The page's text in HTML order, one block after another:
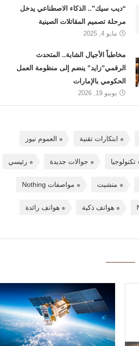
“ديب سيك”.. الذكاء الاصطناعي يدخل
مرحلة تصميم المقاتلات الصينية
مايو 4, 2025
مخاطباً الأجيال الشابة.. المتحدث
الرقمي”زايد” ينضم إلى منظومة العمل
الحكومي بالإمارات
يونيو 19, 2026
ابتكارات تقنية العموم نيوز
تكنولوجيا جوالات جديدة رئيسي
منشيت مواصفات Nothing
هواتف ذكية هواتف رائدة